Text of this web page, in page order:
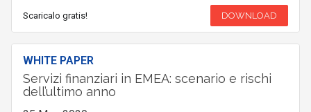
Scaricalo gratis! DOWNLOAD
WHITE PAPER
Servizi finanziari in EMEA: scenario e rischi
dell’ultimo anno